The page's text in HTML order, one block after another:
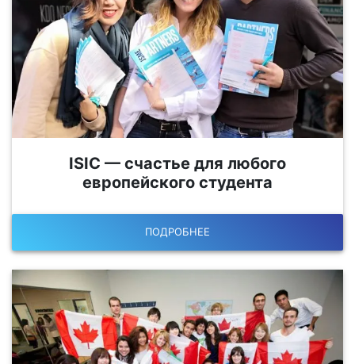
ISIC — счастье для любого
европейского студента
ПОДРОБНЕЕ